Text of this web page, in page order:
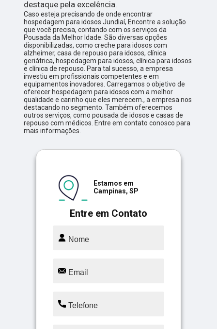
destaque pela excelência.
Caso esteja precisando de onde encontrar
hospedagem para idosos Jundiaí, Encontre a solução
que você precisa, contando com os serviços da
Pousada da Melhor Idade. São diversas opções
disponibilizadas, como creche para idosos com
alzheimer, casa de repouso para idosos, clínica
geriátrica, hospedagem para idosos, clínica para idosos
e clínica de repouso. Para tal sucesso, a empresa
investiu em profissionais competentes e em
equipamentos inovadores. Carregamos o objetivo de
oferecer hospedagem para idosos com a melhor
qualidade e carinho que eles merecem., a empresa nos
destacando no segmento. Também oferecemos
outros serviços, como pousada de idosos e casas de
repouso com médicos. Entre em contato conosco para
mais informações.
Entre em Contato
Estamos em
Campinas, SP